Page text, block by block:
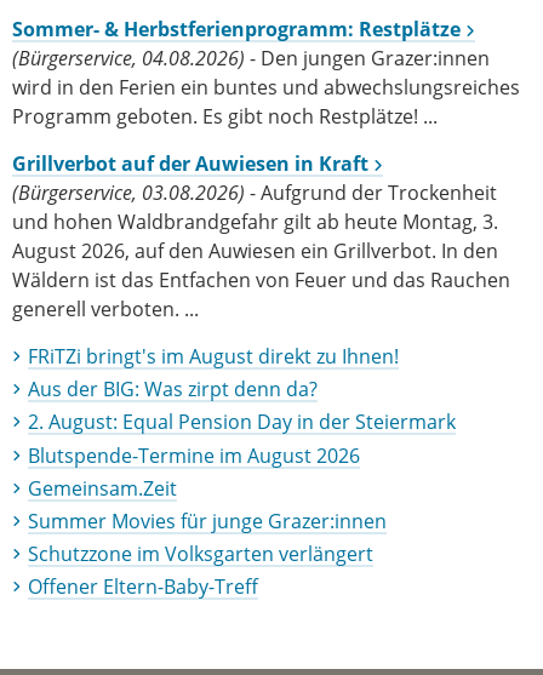
Sommer- & Herbstferienprogramm: Restplätze
(Bürgerservice, 04.08.2026) - Den jungen Grazer:innen
wird in den Ferien ein buntes und abwechslungsreiches
Programm geboten. Es gibt noch Restplätze! ...
Grillverbot auf der Auwiesen in Kraft
(Bürgerservice, 03.08.2026) - Aufgrund der Trockenheit
und hohen Waldbrandgefahr gilt ab heute Montag, 3.
August 2026, auf den Auwiesen ein Grillverbot. In den
Wäldern ist das Entfachen von Feuer und das Rauchen
generell verboten. ...
FRiTZi bringt's im August direkt zu Ihnen!
Aus der BIG: Was zirpt denn da?
2. August: Equal Pension Day in der Steiermark
Blutspende-Termine im August 2026
Gemeinsam.Zeit
Summer Movies für junge Grazer:innen
Schutzzone im Volksgarten verlängert
Offener Eltern-Baby-Treff